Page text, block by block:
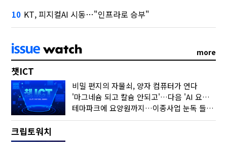
10 KT, 피지컬AI 시동…"인프라로 승부"
more
챗ICT
비밀 편지의 자물쇠, 양자 컴퓨터가 연다
'마그네슘 되고 칼슘 안되고'…다음 'AI 요약' 갈 길은
테마파크에 요양원까지…이종사업 눈독 들이는 게임사
크립토워치